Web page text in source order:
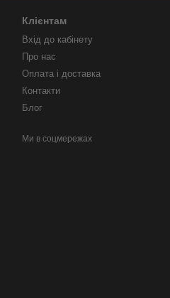
Клієнтам
Вхід до кабінету
Про нас
Оплата і доставка
Контакти
Блог
Ми в соцмережах